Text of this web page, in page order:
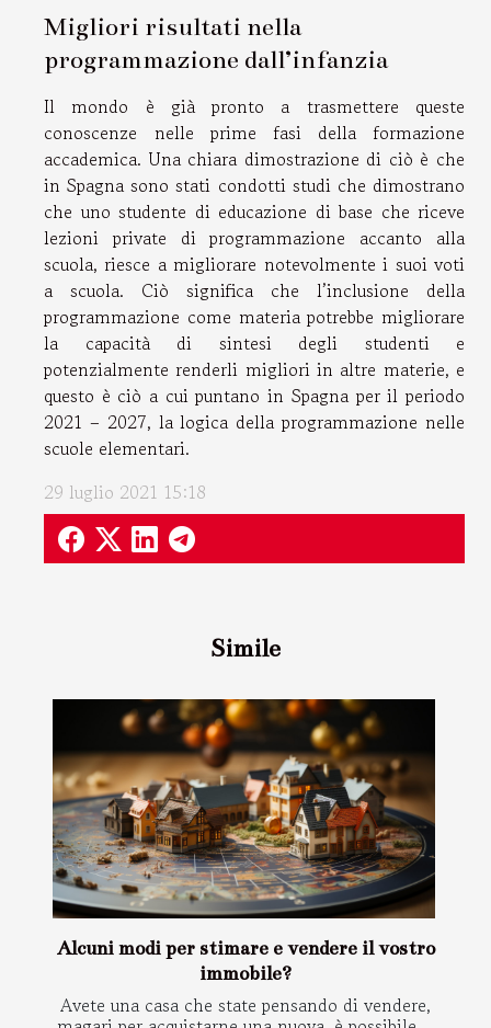
Simile
Alcuni modi per stimare e vendere il vostro
immobile?
Avete una casa che state pensando di vendere,
Migliori risultati nella
programmazione dall’infanzia
Il mondo è già pronto a trasmettere queste
conoscenze nelle prime fasi della formazione
accademica. Una chiara dimostrazione di ciò è che
in Spagna sono stati condotti studi che dimostrano
che uno studente di educazione di base che riceve
lezioni private di programmazione accanto alla
scuola, riesce a migliorare notevolmente i suoi voti
a scuola. Ciò significa che l’inclusione della
programmazione come materia potrebbe migliorare
la capacità di sintesi degli studenti e
potenzialmente renderli migliori in altre materie, e
questo è ciò a cui puntano in Spagna per il periodo
2021 – 2027, la logica della programmazione nelle
scuole elementari.
29 luglio 2021 15:18